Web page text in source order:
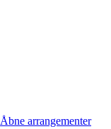
Åbne arrangementer